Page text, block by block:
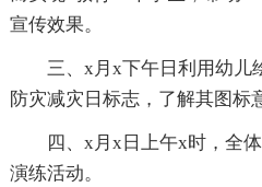
宣传效果。
三、x月x下午日利用幼儿
防灾减灾日标志，了解其图标
四、x月x日上午x时，全
演练活动。